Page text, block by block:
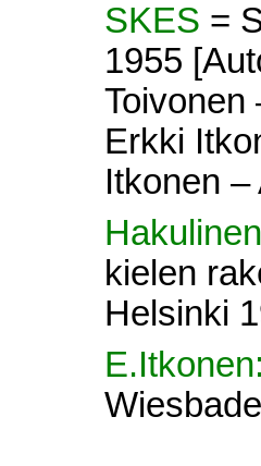
SKES =
1955
Toivonen
Erkki
Itkonen
kielen
Helsinki